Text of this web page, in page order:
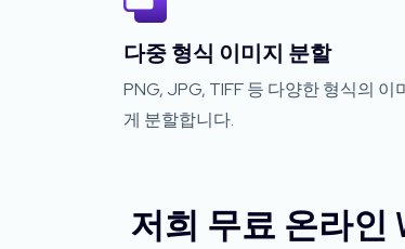
다중 형식 이미지 분할
PNG, JPG, TIFF 등 다양한 형식의 이
게 분할합니다.
저희 무료 온라인